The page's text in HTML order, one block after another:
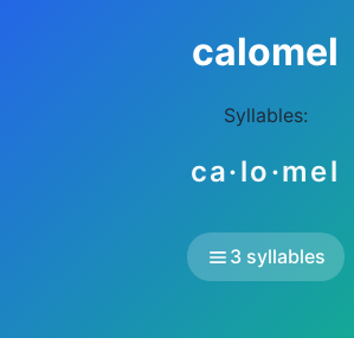
calomel
Syllables:
ca·lo·mel
3 syllables